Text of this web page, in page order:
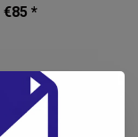
€85 *